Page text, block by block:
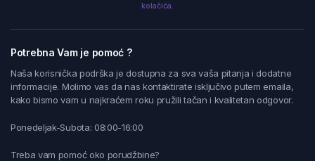
kolačića.
Potrebna Vam je pomoć ?
Naša korisnička podrška je dostupna za sva vaša pitanja i dodatne
informacije. Molimo vas da nas kontaktirate isključivo putem emaila,
kako bismo vam u najkraćem roku pružili tačan i kvalitetan odgovor.
Ponedeljak-Subota: 08:00-16:00
Treba vam pomoć oko porudžbine?